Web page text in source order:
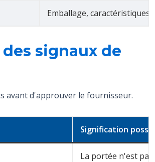
Emballage,
signaux de
avant d'approuver le fournisseur.
Signification
La portée n'est